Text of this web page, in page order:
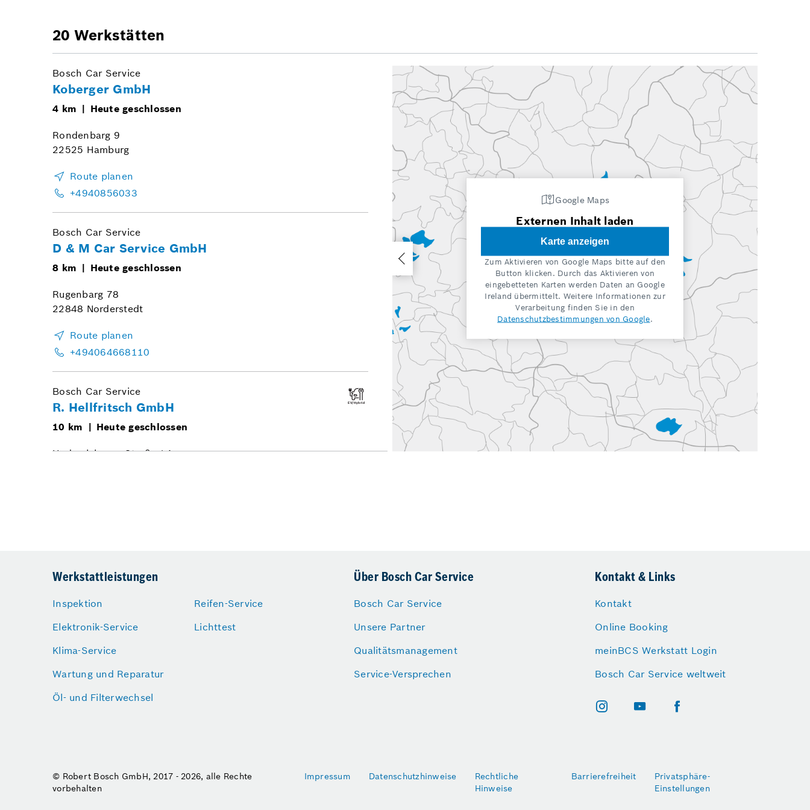
Werkstattleistungen
Inspektion
Elektronik-Service
Klima-Service
Wartung und Reparatur
Öl- und Filterwechsel
Reifen-Service
Lichttest
Über Bosch Car Service
Bosch Car Service
Unsere Partner
Qualitätsmanagement
Service-Versprechen
Kontakt & Links
Kontakt
Online Booking
meinBCS Werkstatt Login
Bosch Car Service weltweit
© Robert Bosch GmbH, 2017 - 2026, alle Rechte
vorbehalten
Impressum Datenschutzhinweise
Rechtliche
Hinweise
Barrierefreiheit
Privatsphäre-
Einstellungen